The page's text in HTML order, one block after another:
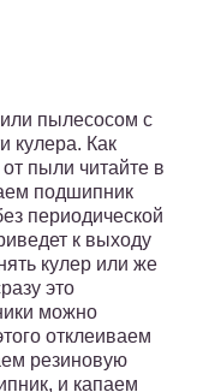
пылесосом с
кулера. Как
пыли читайте в
подшипник
периодической
к выходу
кулер или же
это
можно
отклеиваем
резиновую
и капаем